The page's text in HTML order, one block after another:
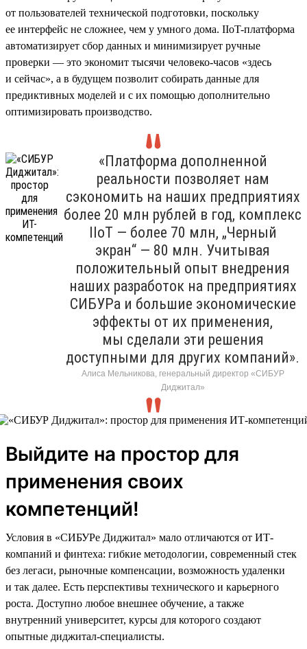
от пользователей технической подготовки, поскольку
ее интерфейс не сложнее, чем у умного дома. IIoT-платформа
автоматизирует сбор данных и минимизирует ручные
проверки — это экономит тысячи человеко-часов «здесь
и сейчас», а в будущем позволит собирать данные для
предиктивных моделей и с их помощью дополнительно
оптимизировать производство.
«Платформа дополненной
реальности позволяет нам
сэкономить на наших предприятиях
более 20 млн рублей в год, комплекс
IIoT — более 70 млн, „Черный
экран“ — 80 млн. Учитывая
положительный опыт внедрения
наших разработок на предприятиях
СИБУРа и большие экономические
эффекты от их применения,
мы сделали эти решения
доступными для других компаний».
Алиса Мельникова, генеральный директор «СИБУР
Диджитал»
Выйдите на простор для
применения своих
компетенций!
Условия в «СИБУРе Диджитал» мало отличаются от ИТ-
компаний и финтеха: гибкие методологии, современный стек
без легаси, рыночные компенсации, возможность удаленки
и так далее. Есть перспективы технического и карьерного
роста. Доступно любое внешнее обучение, а также
внутренний университет, курсы для которого создают
опытные диджитал-специалисты.